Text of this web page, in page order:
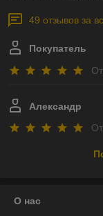
49 отзывов за
Покупатель
Александр
О нас